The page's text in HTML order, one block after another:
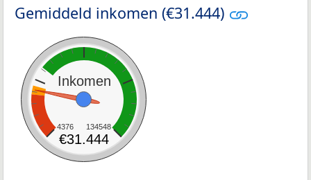
Gemiddeld inkomen (€31.444)
Inkomen
4376 134548
€31.444